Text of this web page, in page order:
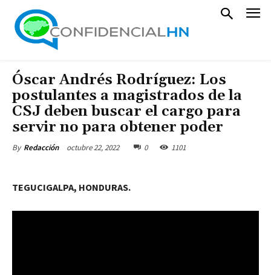
Óscar Andrés Rodríguez: Los
postulantes a magistrados de la
CSJ deben buscar el cargo para
servir no para obtener poder
By Redacción octubre 22, 2022 0 1101
TEGUCIGALPA, HONDURAS.